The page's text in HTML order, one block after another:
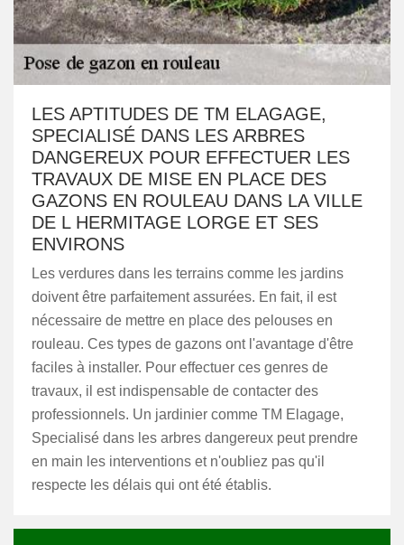
LES APTITUDES DE TM ELAGAGE,
SPECIALISÉ DANS LES ARBRES
DANGEREUX POUR EFFECTUER LES
TRAVAUX DE MISE EN PLACE DES
GAZONS EN ROULEAU DANS LA VILLE
DE L HERMITAGE LORGE ET SES
ENVIRONS
Les verdures dans les terrains comme les jardins
doivent être parfaitement assurées. En fait, il est
nécessaire de mettre en place des pelouses en
rouleau. Ces types de gazons ont l'avantage d'être
faciles à installer. Pour effectuer ces genres de
travaux, il est indispensable de contacter des
professionnels. Un jardinier comme TM Elagage,
Specialisé dans les arbres dangereux peut prendre
en main les interventions et n'oubliez pas qu'il
respecte les délais qui ont été établis.